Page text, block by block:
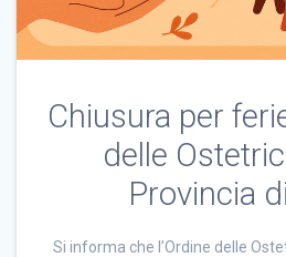
Chiusura per
delle
Provincia
Si informa che l’Ordine delle